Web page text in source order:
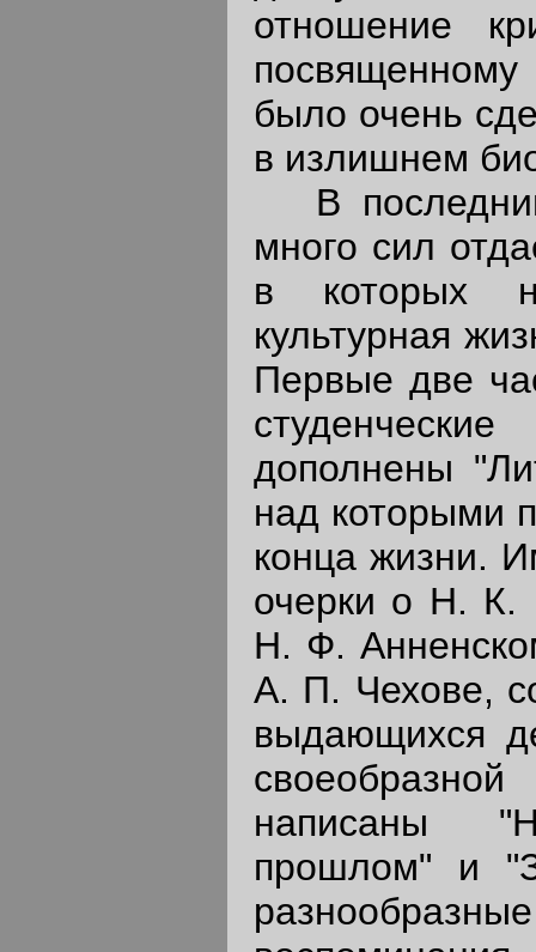
отношение
было очень
в излишнем
В последний
много сил
в которых
культурная
Первые две
дополнены
над которыми
конца жизни.
очерки о Н. К.
Н. Ф.
А. П. Чехове,
выдающихся
написаны
прошлом" и